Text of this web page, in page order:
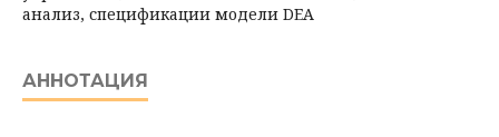
анализ, спецификации модели DEA
АННОТАЦИЯ